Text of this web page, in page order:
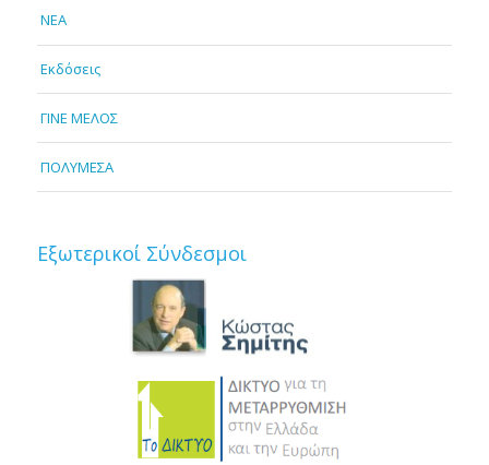
NEA
Εκδόσεις
ΓΙΝΕ ΜΕΛΟΣ
ΠΟΛΥΜΕΣΑ
Εξωτερικοί Σύνδεσμοι